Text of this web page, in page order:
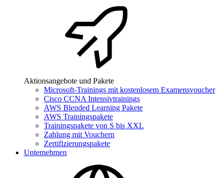
Aktionsangebote und Pakete
Microsoft-Trainings mit kostenlosem Examensvoucher
Cisco CCNA Intensivtrainings
AWS Blended Learning Pakete
AWS Trainingspakete
Trainingspakete von S bis XXL
Zahlung mit Vouchern
Zertifizierungspakete
Unternehmen